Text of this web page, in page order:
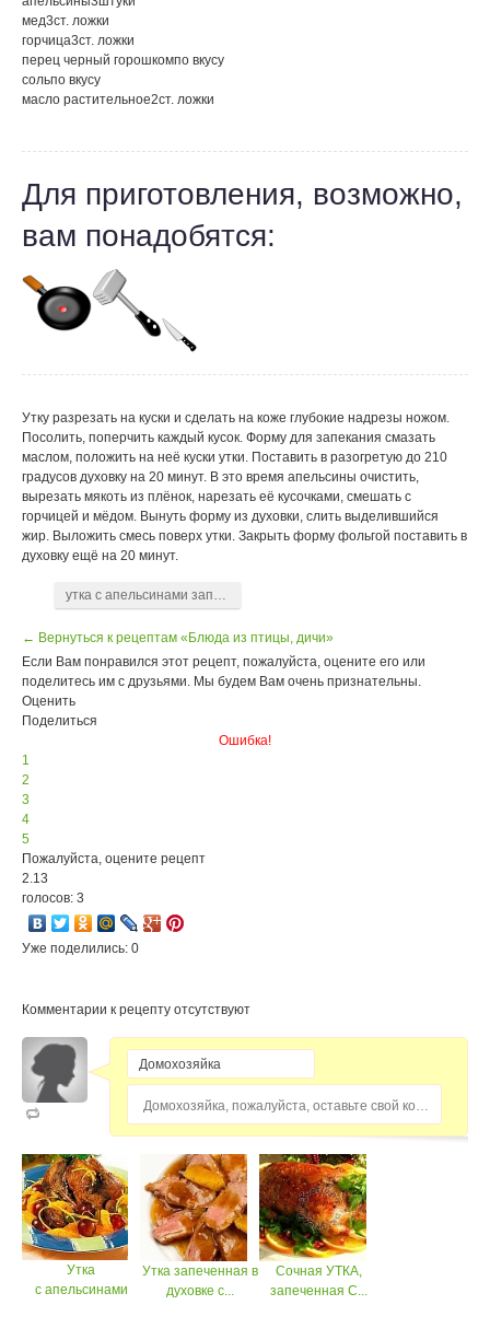
мед3ст. ложки
горчица3ст. ложки
перец черный горошкомпо вкусу
сольпо вкусу
масло растительное2ст. ложки
Для приготовления, возможно,
вам понадобятся:
Утку разрезать на куски и сделать на коже глубокие надрезы ножом.
Посолить, поперчить каждый кусок. Форму для запекания смазать
маслом, положить на неё куски утки. Поставить в разогретую до 210
градусов духовку на 20 минут. В это время апельсины очистить,
вырезать мякоть из плёнок, нарезать её кусочками, смешать с
горчицей и мёдом. Вынуть форму из духовки, слить выделившийся
жир. Выложить смесь поверх утки. Закрыть форму фольгой поставить в
духовку ещё на 20 минут.
утка с апельсинами запеченая
← Вернуться к рецептам «Блюда из птицы, дичи»
Если Вам понравился этот рецепт, пожалуйста, оцените его или
поделитесь им с друзьями. Мы будем Вам очень признательны.
Оценить
Поделиться
Ошибка!
1
2
3
4
5
Пожалуйста, оцените рецепт
2.13
голосов: 3
Уже поделились: 0
Комментарии к рецепту отсутствуют
Домохозяйка, пожалуйста, оставьте свой комментарий...
Утка
с апельсинами
Утка запеченная в
духовке с...
Сочная УТКА,
запеченная С...